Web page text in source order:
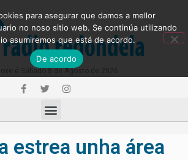
estrea unha área
para asegurar que damos a mellor
no noso sitio web. Se continúa utilizando
asumiremos que está de acordo.
De acordo